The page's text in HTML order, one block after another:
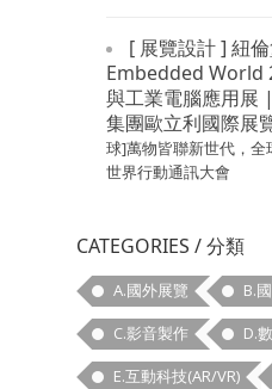
[ 展覽設計 ] 紐
Embedded World
與工業電腦應用展
集團歐立利國際展
球]萬物皆聯新世代，
世界行動通訊大會
CATEGORIES / 分類
A.國外展覽
B.
C.影音製作
D.
E.互動科技(AR/VR)